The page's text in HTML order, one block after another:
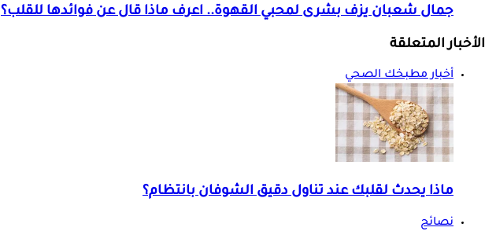
جمال شعبان يزف بشرى لمحبي القهوة.. اعرف ماذا قال عن فوائدها للقلب؟
الأخبار المتعلقة
أخبار مطبخك الصحي
ماذا يحدث لقلبك عند تناول دقيق الشوفان بانتظام؟
نصائح